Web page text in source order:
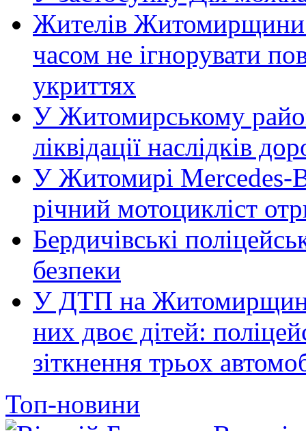
Жителів Житомирщини
часом не ігнорувати
укриттях
У Житомирському
ліквідації наслідків
У Житомирі Mercedes-
річний мотоцикліст
Бердичівські
безпеки
У ДТП на Житомирщині
них двоє дітей:
зіткнення трьох
Топ-новини